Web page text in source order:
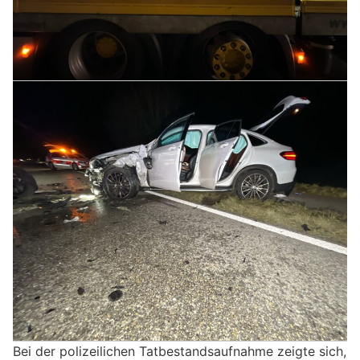
Bei der polizeilichen Tatbestandsaufnahme zeigte sich,